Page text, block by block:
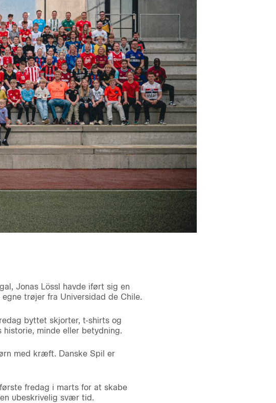
Jonas Lössl havde iført sig en
trøjer fra Universidad de Chile.
byttet skjorter, t-shirts og
minde eller betydning.
med kræft. Danske Spil er
fredag i marts for at skabe
ubeskrivelig svær tid.